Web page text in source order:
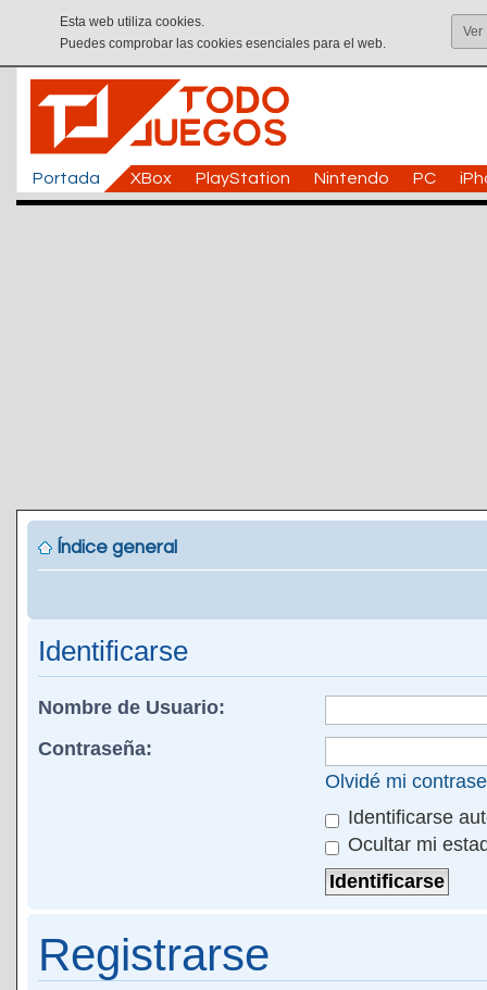
Esta web utiliza cookies.
Puedes comprobar las cookies esenciales para el web.
Ver
Portada XBox PlayStation Nintendo PC
Índice general
Identificarse
Nombre de Usuario:
Contraseña:
Olvidé mi
Identificarse
Ocultar mi
Registrarse